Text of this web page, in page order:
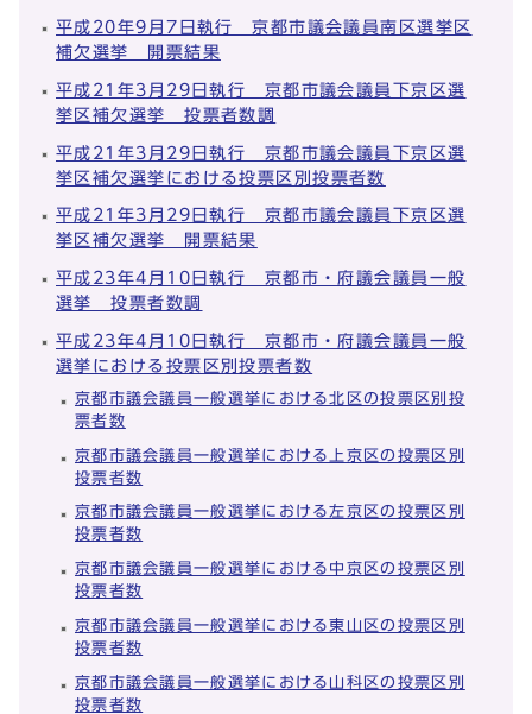
平成20年9月7日執行 京都市議会議員南区選挙区
補欠選挙 開票結果
平成21年3月29日執行 京都市議会議員下京区選
挙区補欠選挙 投票者数調
平成21年3月29日執行 京都市議会議員下京区選
挙区補欠選挙における投票区別投票者数
平成21年3月29日執行 京都市議会議員下京区選
挙区補欠選挙 開票結果
平成23年4月10日執行 京都市・府議会議員一般
選挙 投票者数調
平成23年4月10日執行 京都市・府議会議員一般
選挙における投票区別投票者数
京都市議会議員一般選挙における北区の投票区別投
票者数
京都市議会議員一般選挙における上京区の投票区別
投票者数
京都市議会議員一般選挙における左京区の投票区別
投票者数
京都市議会議員一般選挙における中京区の投票区別
投票者数
京都市議会議員一般選挙における東山区の投票区別
投票者数
京都市議会議員一般選挙における山科区の投票区別
投票者数